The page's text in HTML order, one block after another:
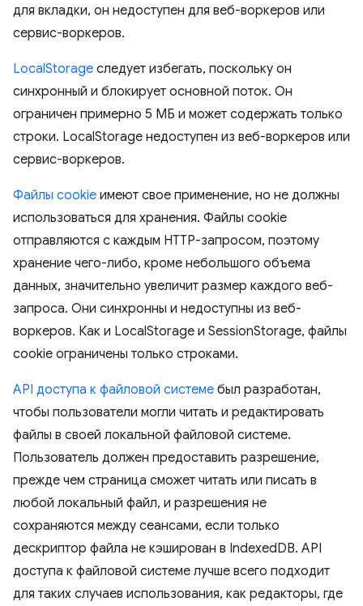
для вкладки, он недоступен для веб-воркеров или
сервис-воркеров.
LocalStorage следует избегать, поскольку он
синхронный и блокирует основной поток. Он
ограничен примерно 5 МБ и может содержать только
строки. LocalStorage недоступен из веб-воркеров или
сервис-воркеров.
Файлы cookie имеют свое применение, но не должны
использоваться для хранения. Файлы cookie
отправляются с каждым HTTP-запросом, поэтому
хранение чего-либо, кроме небольшого объема
данных, значительно увеличит размер каждого веб-
запроса. Они синхронны и недоступны из веб-
воркеров. Как и LocalStorage и SessionStorage, файлы
cookie ограничены только строками.
API доступа к файловой системе был разработан,
чтобы пользователи могли читать и редактировать
файлы в своей локальной файловой системе.
Пользователь должен предоставить разрешение,
прежде чем страница сможет читать или писать в
любой локальный файл, и разрешения не
сохраняются между сеансами, если только
дескриптор файла не кэширован в IndexedDB. API
доступа к файловой системе лучше всего подходит
для таких случаев использования, как редакторы, где